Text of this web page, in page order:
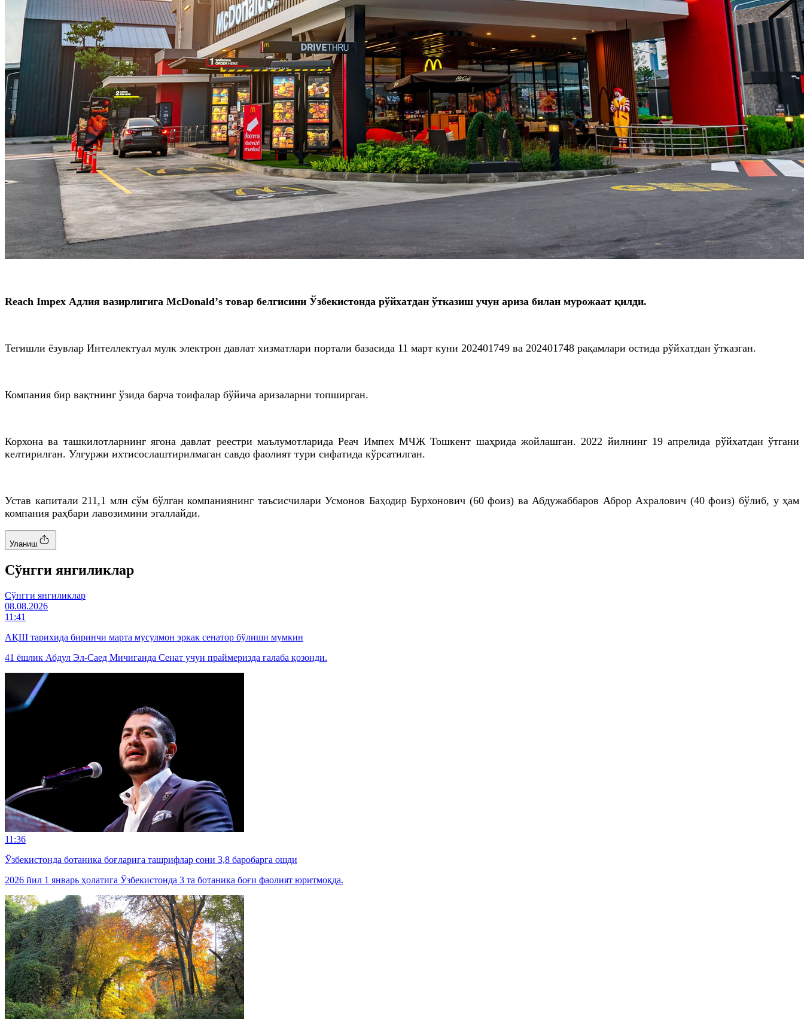
Reach Impex Адлия вазирлигига McDonaldʼs товар белгисини Ўзбекистонда рўйхатдан ўтказиш учун ариза билан мурожаат қилди.
Тегишли ёзувлар Интеллектуал мулк электрон давлат хизматлари портали базасида 11 март куни 202401749 ва 202401748 рақамлари остида рўйхатдан ўтказган.
Компания бир вақтнинг ўзида барча тоифалар бўйича аризаларни топширган.
Корхона ва ташкилотларнинг ягона давлат реестри маълумотларидаРеач Импех МЧЖ Тошкент шаҳрида жойлашган. 2022 йилнинг 19 апрелида рўйхатдан ўтгани
келтирилган. Улгуржи ихтисослаштирилмаган савдо фаолият тури сифатида кўрсатилган.
Устав капитали 211,1 млн сўм бўлган компаниянинг таъсисчилариУсмонов БаҳодирБурхонович (60 фоиз) ва Абдужаббаров Аброр Ахралович (40 фоиз) бўлиб, у ҳам
компания раҳбари лавозимини эгаллайди.
Уланиш
Cўнгги янгиликлар
Cўнгги янгиликлар
08.08.2026
11:41
АҚШ тарихида биринчи марта мусулмон эркак сенатор бўлиши мумкин
41 ёшлик Абдул Эл-Саед Мичиганда Сенат учун праймеризда ғалаба қозонди.
11:36
Ўзбекистонда ботаника боғларига ташрифлар сони 3,8 баробарга ошди
2026 йил 1 январь ҳолатига Ўзбекистонда 3 та ботаника боғи фаолият юритмоқда.